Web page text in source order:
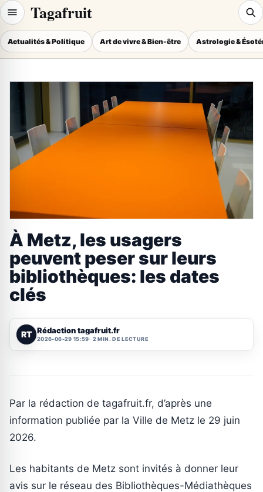
Tagafruit
Actualités & Politique Art de vivre & Bien-être Astrologie &
À Metz, les usagers
peuvent peser sur leurs
bibliothèques: les dates
clés
RT Rédaction tagafruit.fr
2026-06-29 15:59 2 MIN. DE LECTURE
Par la rédaction de tagafruit.fr, d’après une
information publiée par la Ville de Metz le 29 juin
2026.
Les habitants de Metz sont invités à donner leur
avis sur le réseau des Bibliothèques-Médiathèques